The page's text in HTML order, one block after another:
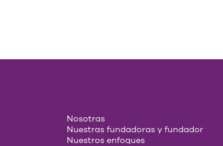
Nosotras
Nuestras fundadoras y fundador
Nuestros enfoques